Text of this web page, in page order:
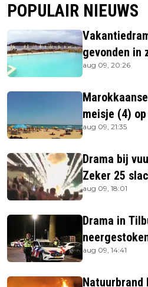
POPULAIR NIEUWS
gevonden in
aug 09, 20:26
meisje (4)
haar in zee
aug 09, 21:35
Drama bij
Zeker 25
aug 09, 18:01
Drama in
aug 09, 14:41